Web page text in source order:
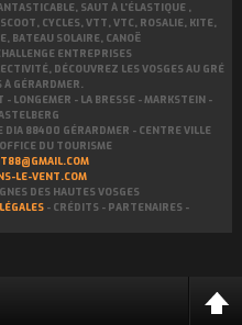
SAUT À L'ÉLASTIQUE ,
CYCLES, VTT, VTC, ROSALIE, KITE,
BATEAU SOLAIRE, CANOË
ENTREPRISES
DÉCOUVREZ LES VOSGES AU GRÉ
À GÉRARDMER.
- LONGEMER - LA BRESSE - MARKSTEIN -
DIA 88400 GÉRARDMER - CENTRE VILLE
DU TOURISME
LE-VENT.COM
DES HAUTES VOSGES
- CRÉDITS - PARTENAIRES -